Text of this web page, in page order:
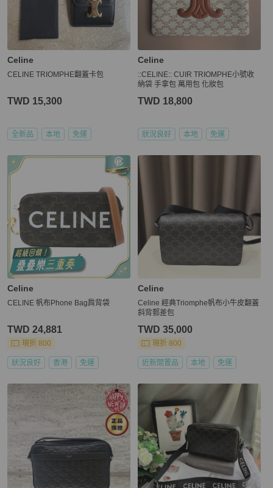
Celine
CELINE TRIOMPHE翻蓋卡包
TWD 15,300
全新品 本地 免運
Celine
::CELINE:: CUIR TRIOMPHE小號收
納袋 手拿包 萬用包 化妝包
TWD 18,800
狀況良好 本地 免運
Celine
CELINE 帆布Phone Bag肩背袋
TWD 24,881
現折 800
狀況良好 香港 免運
Celine
Celine 經典Triomphe帆布小牛皮翻蓋
斜背郵差包
TWD 35,000
現折 800
近新閒置品 本地 免運